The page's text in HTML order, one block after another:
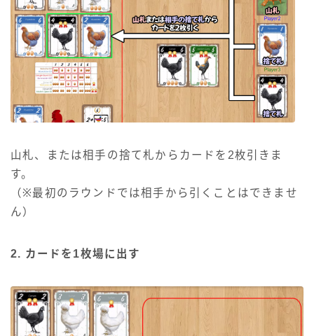
山札、または相手の捨て札からカードを2枚引きま
す。
（※最初のラウンドでは相手から引くことはできませ
ん）
2. カードを1枚場に出す